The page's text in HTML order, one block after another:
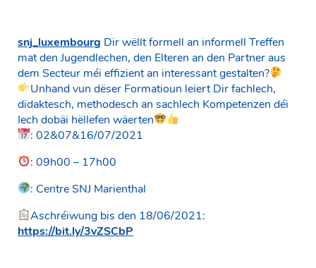
snj_luxembourg Dir wëllt formell an informell Treffen
mat den Jugendlechen, den Elteren an den Partner aus
dem Secteur méi effizient an interessant gestalten?
Unhand vun dëser Formatioun leiert Dir fachlech,
didaktesch, methodesch an sachlech Kompetenzen déi
Iech dobäi hëllefen wäerten
: 02&07&16/07/2021
: 09h00 – 17h00
: Centre SNJ Marienthal
Aschréiwung bis den 18/06/2021:
https://bit.ly/3vZSCbP